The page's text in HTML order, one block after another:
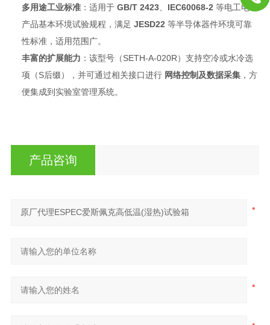
多用途工业标准：适用于 GB/T 2423、 IEC60068-2 等电工电子
产品基本环境试验规程，满足 JESD22 等半导体器件环境可靠
性标准，适用范围广。
丰富的扩展能力 ：该型号（SETH-A-020R）支持空冷或水冷选
项（S后缀），并可通过相关接口进行 网络控制及数据采集，方
便集成到实验室管理系统。
产品咨询